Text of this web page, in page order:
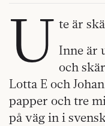
U te är
Inne är
och
Lotta E och
papper och tre
på väg in i